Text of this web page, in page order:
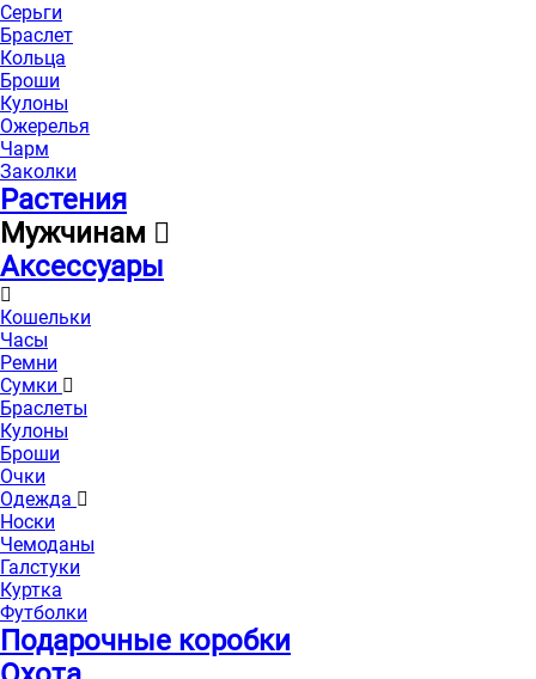
Серьги
Браслет
Кольца
Броши
Кулоны
Ожерелья
Чарм
Заколки
Растения
Мужчинам
Аксессуары
Кошельки
Часы
Ремни
Сумки
Браслеты
Кулоны
Броши
Очки
Одежда
Носки
Чемоданы
Галстуки
Куртка
Футболки
Подарочные коробки